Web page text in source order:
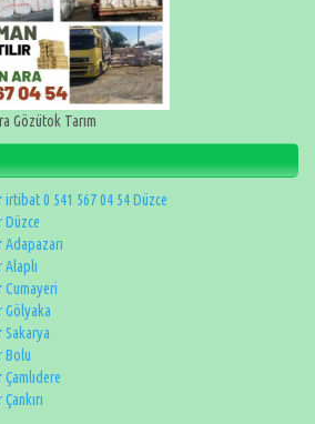
Gözütok Tarım
irtibat 0 541 567 04 54 Düzce
Düzce
Adapazarı
Alaplı
Cumayeri
Gölyaka
Sakarya
Bolu
Çamlıdere